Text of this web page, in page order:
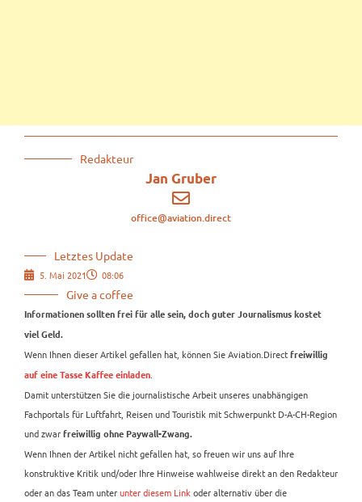
Redakteur
Jan Gruber
office@aviation.direct
Letztes Update
5. Mai 2021 08:06
Give a coffee
Informationen sollten frei für alle sein, doch guter Journalismus kostet
viel Geld.
Wenn Ihnen dieser Artikel gefallen hat, können Sie Aviation.Direct freiwillig
auf eine Tasse Kaffee einladen.
Damit unterstützen Sie die journalistische Arbeit unseres unabhängigen
Fachportals für Luftfahrt, Reisen und Touristik mit Schwerpunkt D-A-CH-Region
und zwar freiwillig ohne Paywall-Zwang.
Wenn Ihnen der Artikel nicht gefallen hat, so freuen wir uns auf Ihre
konstruktive Kritik und/oder Ihre Hinweise wahlweise direkt an den Redakteur
oder an das Team unterunter diesem Linkoder alternativ über die